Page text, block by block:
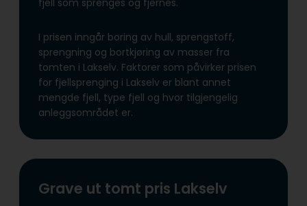
I prisen inngår boring av hull, sprengstoff,
sprengning og bortkjøring av masser fra
tomten i Lakselv. Faktorer som påvirker prisen
for fjellsprenging i Lakselv er blant annet
mengde fjell, type fjell og hvor tilgjengelig
anleggsområdet er.
Grave ut tomt pris Lakselv